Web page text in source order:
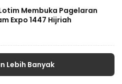
Membuka Pagelaran
Expo 1447 Hijriah
Lebih Banyak